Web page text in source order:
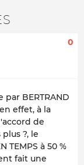
0
BERTRAND
effet, à la
de
?, le
TEMPS à 50 %
fait une